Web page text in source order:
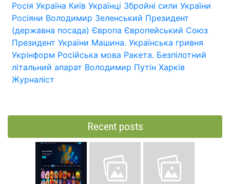
Росія Україна Київ Українці Збройні сили України
Росіяни Володимир Зеленський Президент
(державна посада) Європа Європейський Союз
Президент України Машина. Українська гривня
Укрінформ Російська мова Ракета. Безпілотний
літальний апарат Володимир Путін Харків
Журналіст
Recent posts